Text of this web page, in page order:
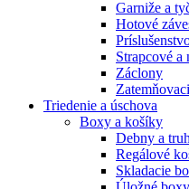
Garniže a
Hotové
Strapcové
Záclony
Triedenie a úschova
Boxy a košíky
Debny a
Regálové
Skladacie